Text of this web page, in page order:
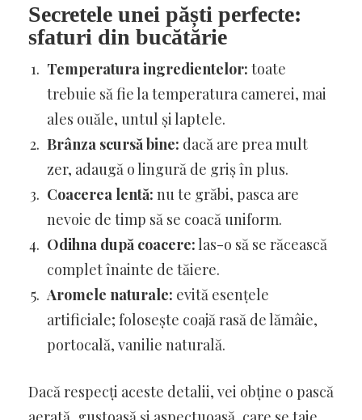
Secretele unei păști perfecte:
sfaturi din bucătărie
Temperatura ingredientelor: toate
trebuie să fie la temperatura camerei, mai
ales ouăle, untul și laptele.
Brânza scursă bine: dacă are prea mult
zer, adaugă o lingură de griș în plus.
Coacerea lentă: nu te grăbi, pasca are
nevoie de timp să se coacă uniform.
Odihna după coacere:las-o să se răcească
complet înainte de tăiere.
Aromele naturale: evită esențele
artificiale; folosește coajă rasă de lămâie,
portocală, vanilie naturală.
Dacă respecți aceste detalii, vei obține o pască